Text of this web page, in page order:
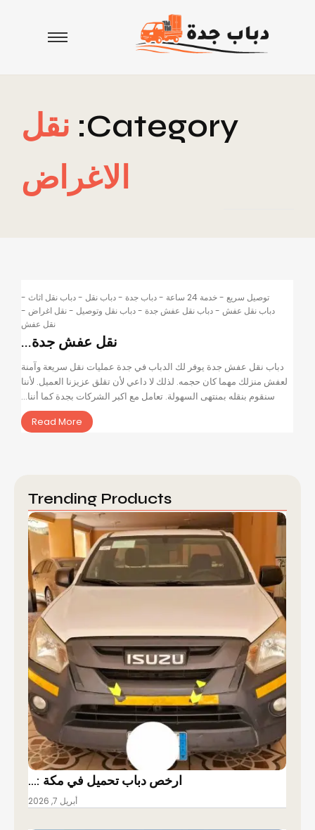
Category: نقل
الاغراض
توصيل سريع -خدمة 24 ساعة -دباب جدة -دباب نقل -دباب نقل اثاث -
دباب نقل عفش -دباب نقل عفش جدة -دباب نقل وتوصيل -نقل اغراض -
نقل عفش
نقل عفش جدة...
دباب نقل عفش جدة يوفر لك الدباب في جدة عمليات نقل سريعة وآمنة
لعفش منزلك مهما كان حجمه. لذلك لا داعي لأن تقلق عزيزنا العميل. لأننا
سنقوم بنقله بمنتهى السهولة. تعامل مع اكبر الشركات بجدة كما أننا...
Read More
Trending Products
ارخص دباب تحميل في مكة :…
أبريل 7, 2026